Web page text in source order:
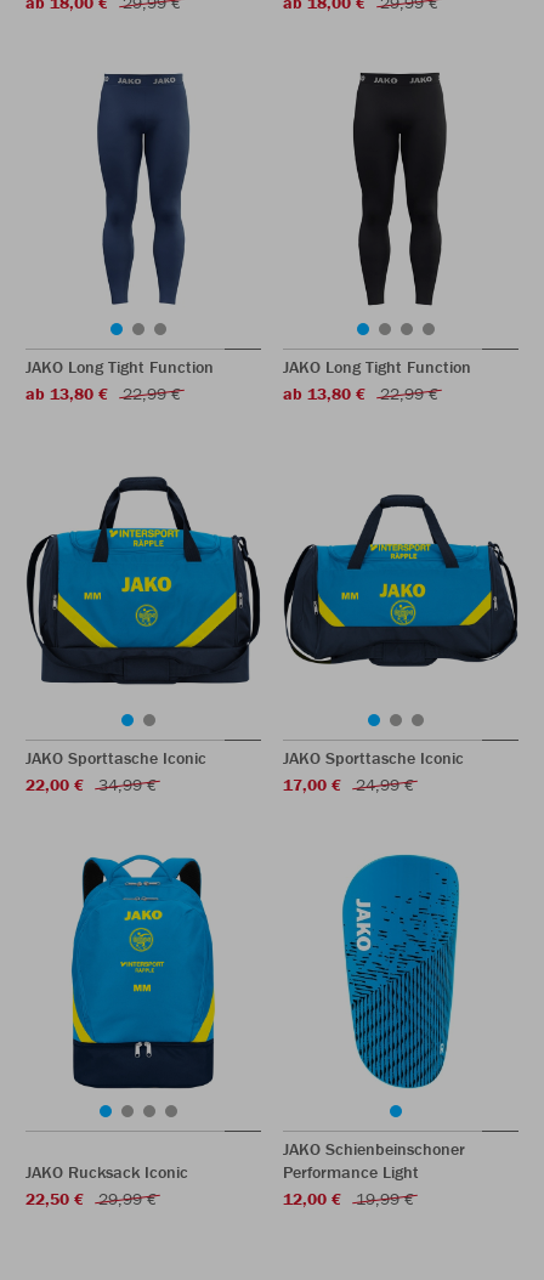
JAKO Long Tight Function
ab 13,80 €
22,99 €
JAKO Long Tight Function
ab 13,80 €
22,99 €
JAKO Sporttasche Iconic
22,00 €
34,99 €
JAKO Sporttasche Iconic
17,00 €
24,99 €
JAKO Rucksack Iconic
22,50 €
29,99 €
JAKO Schienbeinschoner
Performance Light
12,00 €
19,99 €